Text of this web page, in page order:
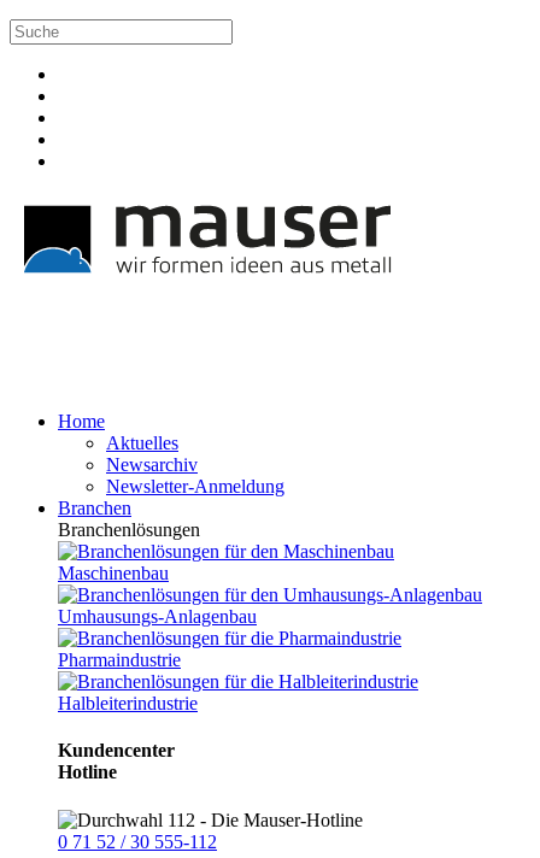
Home
Aktuelles
Newsarchiv
Newsletter-Anmeldung
Branchen
Branchenlösungen
Maschinenbau
Umhausungs-Anlagenbau
Pharmaindustrie
Halbleiterindustrie
Kundencenter
Hotline
0 71 52 / 30 555-112